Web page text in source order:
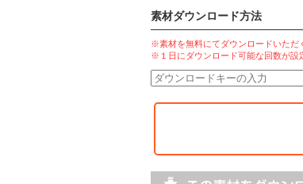
素材ダウンロード方法
※素材を無料にてダウンロードいただ
※１日にダウンロード可能な回数が設